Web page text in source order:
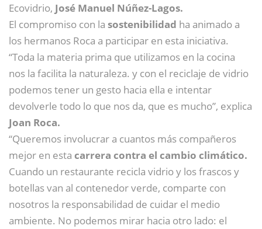
Ecovidrio, José Manuel Núñez-Lagos.
El compromiso con la sostenibilidad ha animado a
los hermanos Roca a participar en esta iniciativa.
“Toda la materia prima que utilizamos en la cocina
nos la facilita la naturaleza. y con el reciclaje de vidrio
podemos tener un gesto hacia ella e intentar
devolverle todo lo que nos da, que es mucho”, explica
Joan Roca.
“Queremos involucrar a cuantos más compañeros
mejor en esta carrera contra el cambio climático.
Cuando un restaurante recicla vidrio y los frascos y
botellas van al contenedor verde, comparte con
nosotros la responsabilidad de cuidar el medio
ambiente. No podemos mirar hacia otro lado: el